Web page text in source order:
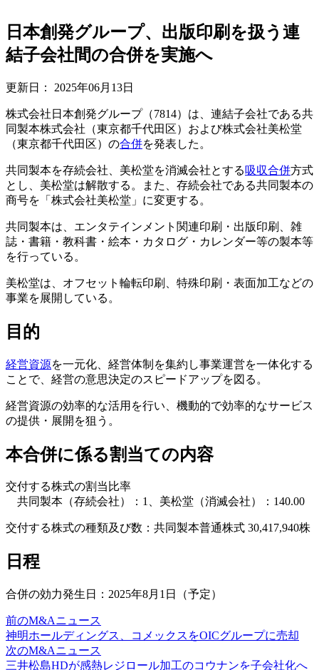
日本創発グループ、出版印刷を扱う連
結子会社間の合併を実施へ
更新日： 2025年06月13日
株式会社日本創発グループ（7814）は、連結子会社である共
同製本株式会社（東京都千代田区）および株式会社美松堂
（東京都千代田区）の合併を発表した。
共同製本を存続会社、美松堂を消滅会社とする吸収合併方式
とし、美松堂は解散する。また、存続会社である共同製本の
商号を「株式会社美松堂」に変更する。
共同製本は、エンタテインメント関連印刷・出版印刷、雑
誌・書籍・教科書・絵本・カタログ・カレンダー等の製本等
を行っている。
美松堂は、オフセット輪転印刷、特殊印刷・表面加工などの
事業を展開している。
目的
経営資源を一元化、経営体制を集約し事業運営を一体化する
ことで、経営の意思決定のスピードアップを図る。
経営資源の効率的な活用を行い、機動的で効率的なサービス
の提供・展開を狙う。
本合併に係る割当ての内容
交付する株式の割当比率
共同製本（存続会社）：1、美松堂（消滅会社）：140.00
交付する株式の種類及び数：共同製本普通株式 30,417,940株
日程
合併の効力発生日：2025年8月1日（予定）
前のM&Aニュース
神明ホールディングス、コメックスをOICグループに売却
次のM&Aニュース
三井松島HDが感熱レジロール加工のコウナンを子会社化へ